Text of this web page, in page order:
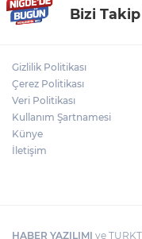
Niğde
Bizi
Gizlilik Politikası
Çerez Politikası
Veri Politikası
Kullanım Şartnamesi
Künye
İletişim
HABER YAZILIMI ve